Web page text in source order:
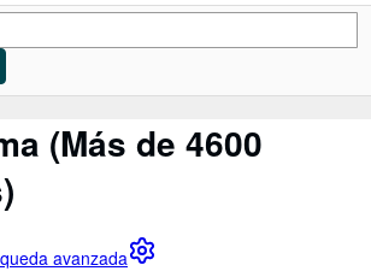
(Más de 4600
avanzada